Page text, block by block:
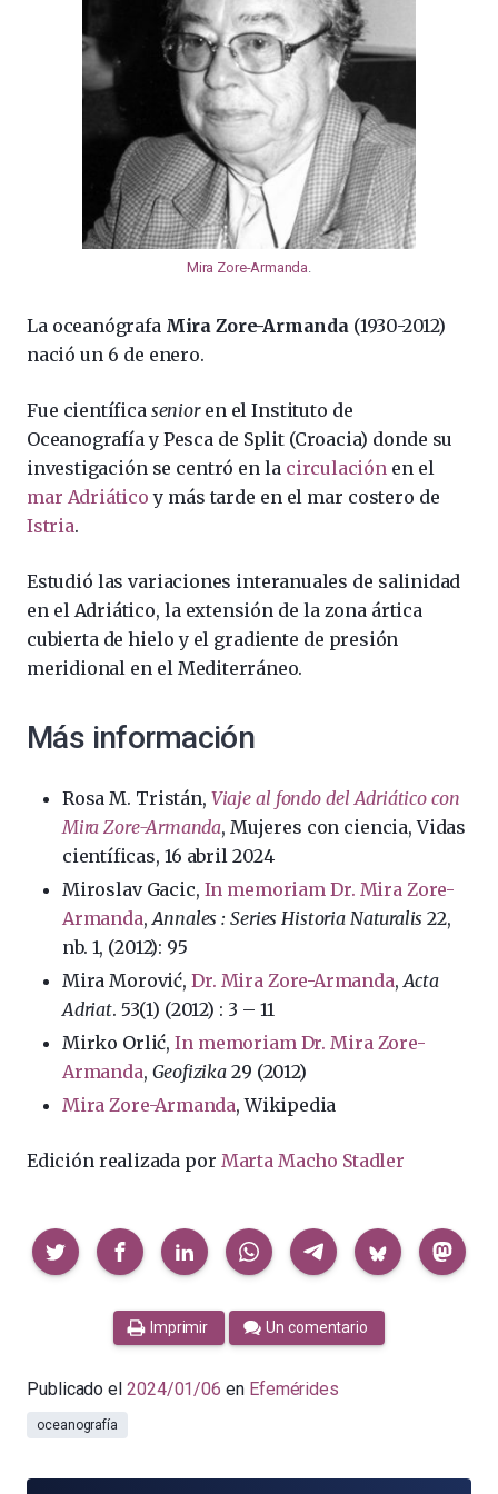
Mira Zore-Armanda
La oceanógrafa Mira Zore-Armanda (1930-2012)
nació un 6 de enero.
Fue científica senioren el Instituto de
Oceanografía y Pesca de Split (Croacia) donde su
investigación se centró en la circulación en el
mar Adriático y más tarde en el mar costero de
Istria.
Estudió las variaciones interanuales de salinidad
en el Adriático, la extensión de la zona ártica
cubierta de hielo y el gradiente de presión
meridional en el Mediterráneo.
Más información
Rosa M. Tristán, Viaje al fondo del Adriático con
Mira Zore-Armanda, Mujeres con ciencia, Vidas
científicas, 16 abril 2024
Miroslav Gacic, In memoriam Dr. Mira Zore-
Armanda, Annales : Series Historia Naturalis 22,
nb. 1, (2012): 95
Mira Morović,Dr. Mira Zore-Armanda, Acta
Adriat. 53(1) (2012) : 3 – 11
Mirko Orlić,In memoriam Dr. Mira Zore-
Armanda, Geofizika29 (2012)
Mira Zore-Armanda, Wikipedia
Edición realizada por Marta Macho Stadler
Compartir
Imprimir Un comentario
Publicado el 2024/01/06 en Efemérides
oceanografía